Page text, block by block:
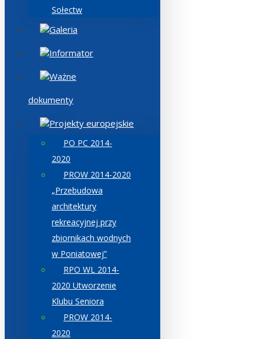
Sołectw
Galeria
Informator
Ważne
dokumenty
Projekty europejskie
PO PC 2014-
2020
PROW 2014-2020
„Przebudowa
architektury
rekreacyjnej przy
zbiornikach wodnych
w Poniatowej”
RPO WL 2014-
2020 Utworzenie
Klubu Seniora
PROW 2014-
2020